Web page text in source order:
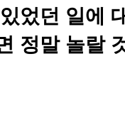
었던 일에
정말 놀랄